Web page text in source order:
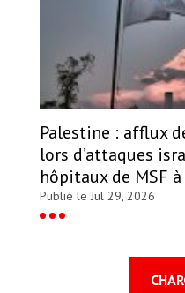
Palestine : afflux
lors d’attaques
hôpitaux de MSF à
Publié le Jul 29, 2026